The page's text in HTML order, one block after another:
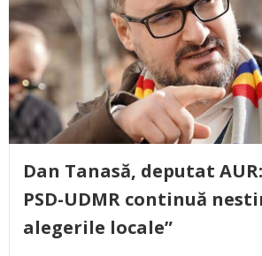
Dan Tanasă, deputat
PSD-UDMR continuă
alegerile locale”